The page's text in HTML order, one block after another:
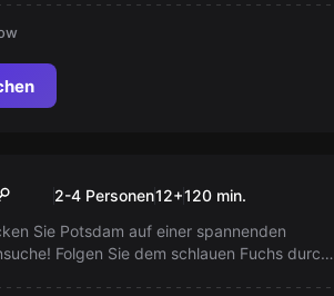
- Coachman City
2-4 Personen12+120 min.
Sie Potsdam auf einer spannenden
Folgen Sie dem schlauen Fuchs durch